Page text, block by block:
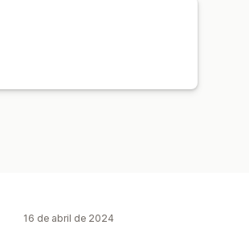
16 de abril de 2024